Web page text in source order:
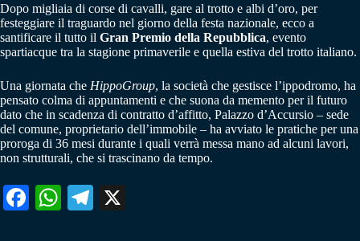
Dopo migliaia di corse di cavalli, gare al trotto e albi d’oro, per
festeggiare il traguardo nel giorno della festa nazionale, ecco a
santificare il tutto il Gran Premio della Repubblica, evento
spartiacque tra la stagione primaverile e quella estiva del trotto italiano.
Una giornata che HippoGroup, la società che gestisce l’ippodromo, ha
pensato colma di appuntamenti e che suona da memento per il futuro
dato che in scadenza di contratto d’affitto, Palazzo d’Accursio – sede
del comune, proprietario dell’immobile – ha avviato le pratiche per una
proroga di 36 mesi durante i quali verrà messa mano ad alcuni lavori,
non strutturali, che si trascinano da tempo.
Fa W
Te